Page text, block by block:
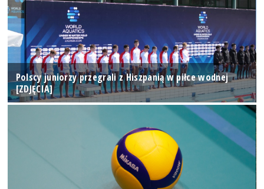
Polscy juniorzy przegrali z Hiszpanią w piłce wodnej
[ZDJĘCIA]